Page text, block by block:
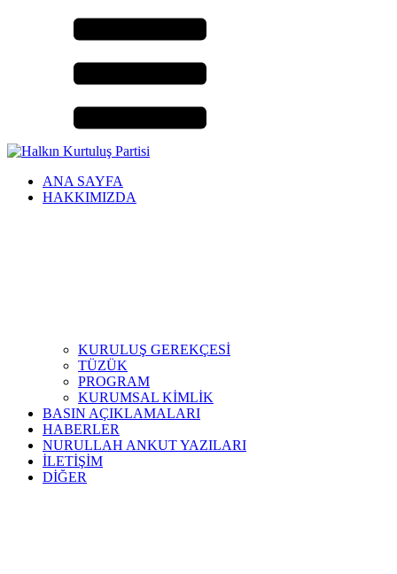
ANA SAYFA
HAKKIMIZDA
KURULUŞ GEREKÇESİ
TÜZÜK
PROGRAM
KURUMSAL KİMLİK
BASIN AÇIKLAMALARI
HABERLER
NURULLAH ANKUT YAZILARI
İLETİŞİM
DİĞER